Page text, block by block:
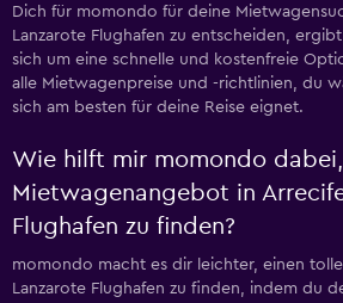
Dich für momondo für deine
Lanzarote Flughafen zu entscheiden,
sich um eine schnelle und kostenfreie
alle Mietwagenpreise und -richtlinien, du
sich am besten für deine Reise eignet.
Wie hilft mir momondo
Mietwagenangebot in
Flughafen zu finden?
momondo macht es dir leichter, einen
Lanzarote Flughafen zu finden, indem du